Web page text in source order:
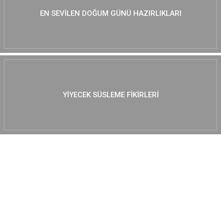
EN SEVILEN DOĞUM GÜNÜ HAZIRLIKLARI
YIYECEK SÜSLEME FIKIRLERI